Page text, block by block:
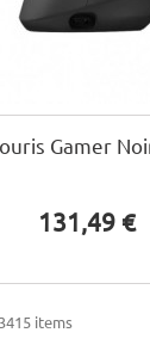
Gamer
131,49 €
items